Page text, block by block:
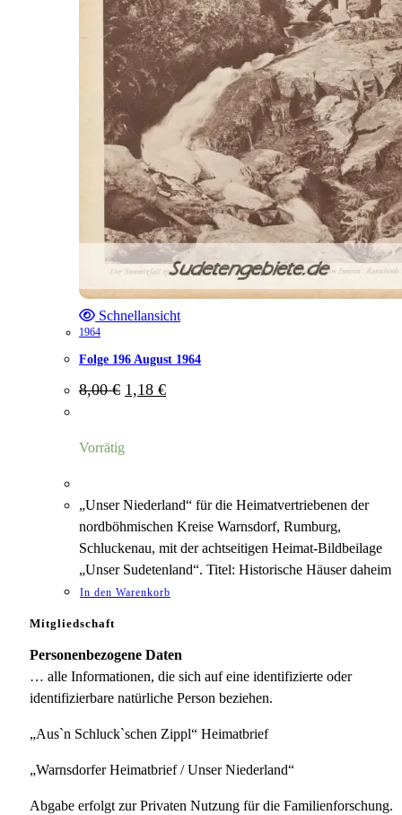
Schnellansicht
1964
Folge 196 August 1964
8,00€ Ursprünglicher
Preis
1,18 €Aktueller
Preis
Vorrätig
„Unser Niederland“ für die Heimatvertriebenen der
nordböhmischen Kreise Warnsdorf, Rumburg,
Schluckenau, mit der achtseitigen Heimat-Bildbeilage
„Unser Sudetenland“. Titel: Historische Häuser daheim
In den Warenkorb
Mitgliedschaft
Personenbezogene Daten
… alle Informationen, die sich auf eine identifizierte oder
identifizierbare natürliche Person beziehen.
„Aus`n Schluck`schen Zippl“ Heimatbrief
„Warnsdorfer Heimatbrief / Unser Niederland“
Abgabe erfolgt zur Privaten Nutzung für die Familienforschung.